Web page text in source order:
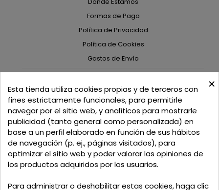
Formas de Pago
Política de Privacidad
Política de Cookies
Gastos de Envío
C/ Delgadillo Nº 7 - Local 1 - 45600
Talavera de la Reina - Toledo - (España)
Llamadnos:+34 925 82 02 19 o625 654 791
Email: curtidosytapicerias@gmail.com
Verano:
Mañanas: de 09:00h a 13:30h
×
Esta tienda utiliza cookies propias y de terceros con
fines estrictamente funcionales, para permitirle
navegar por el sitio web, y analíticos para mostrarle
publicidad (tanto general como personalizada) en
base a un perfil elaborado en función de sus hábitos
de navegación (p. ej., páginas visitados), para
optimizar el sitio web y poder valorar las opiniones de
los productos adquiridos por los usuarios.
Para administrar o deshabilitar estas cookies, haga clic